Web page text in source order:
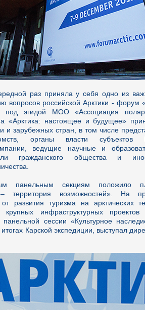
раз приняла у себя одно из
вопросов российской Арктики - форум
под эгидой МОО «Ассоциация
«Арктика: настоящее и будущее»
и зарубежных стран, в том числе
органы власти субъектов
ведущие научные и
гражданского общества и
панельным секциям положило
территория возможностей». На
развития туризма на арктических
инфраструктурных
сессии «Культурное
Карской экспедиции, выступал